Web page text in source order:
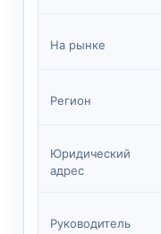
На рынке
Регион
Юридический
адрес
Руководитель